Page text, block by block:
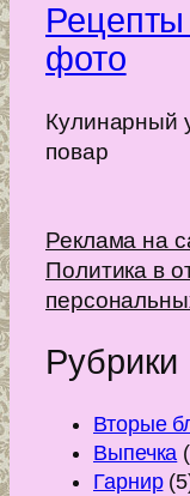
фото
Кулинарный
повар
Реклама на
Политика в
Рубрики
Вторые
Выпечка
Гарнир